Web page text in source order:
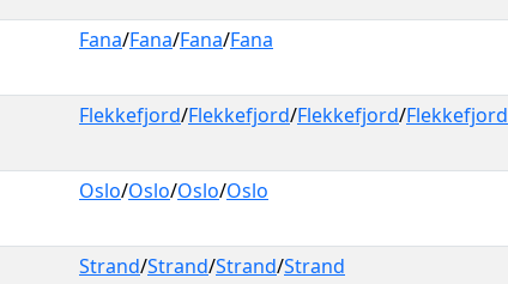
Fana/Fana/Fana/Fana
Flekkefjord/Flekkefjord/Flekkefjord/Flekkefjord
Oslo/Oslo/Oslo/Oslo
Strand/Strand/Strand/Strand